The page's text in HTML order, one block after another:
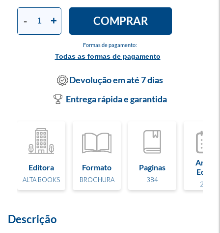
Formas de pagamento:
Todas as formas de pagamento
- + COMPRAR
Devolução em até 7 dias
Entrega rápida e garantida
Editora
ALTA BOOKS
Formato
BROCHURA
Paginas
384
Ano de
Edição
2025
Descrição